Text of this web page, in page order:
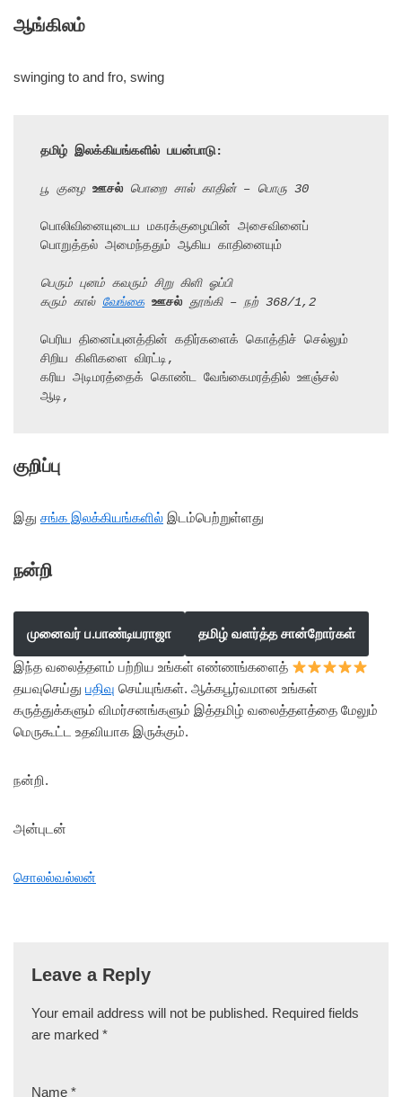
ஆங்கிலம்
swinging to and fro, swing
தமிழ் இலக்கியங்களில் பயன்பாடு:
பூ குழை ஊசல் பொறை சால் காதின் – பொரு 30
பொலிவினையுடைய மகரக்குழையின் அசைவினைப்
பொறுத்தல் அமைந்ததும் ஆகிய காதினையும்
பெரும் புனம் கவரும் சிறு கிளி ஓப்பி
கரும் கால் வேங்கை ஊசல் தூங்கி – நற் 368/1,2
பெரிய தினைப்புனத்தின் கதிர்களைக் கொத்திச் செல்லும்
சிறிய கிளிகளை விரட்டி,
கரிய அடிமரத்தைக் கொண்ட வேங்கைமரத்தில் ஊஞ்சல்
ஆடி,
குறிப்பு
இது சங்க இலக்கியங்களில் இடம்பெற்றுள்ளது
நன்றி
முனைவர் ப.பாண்டியராஜா தமிழ் வளர்த்த சான்றோர்கள்
இந்த வலைத்தளம் பற்றிய உங்கள் எண்ணங்களைத்
தயவுசெய்து பதிவு செய்யுங்கள். ஆக்கபூர்வமான உங்கள்
கருத்துக்களும் விமர்சனங்களும் இத்தமிழ் வலைத்தளத்தை மேலும்
மெருகூட்ட உதவியாக இருக்கும்.
நன்றி.
அன்புடன்
சொலல்வல்லன்
Leave a Reply
Your email address will not be published. Required fields
are marked *
Name *